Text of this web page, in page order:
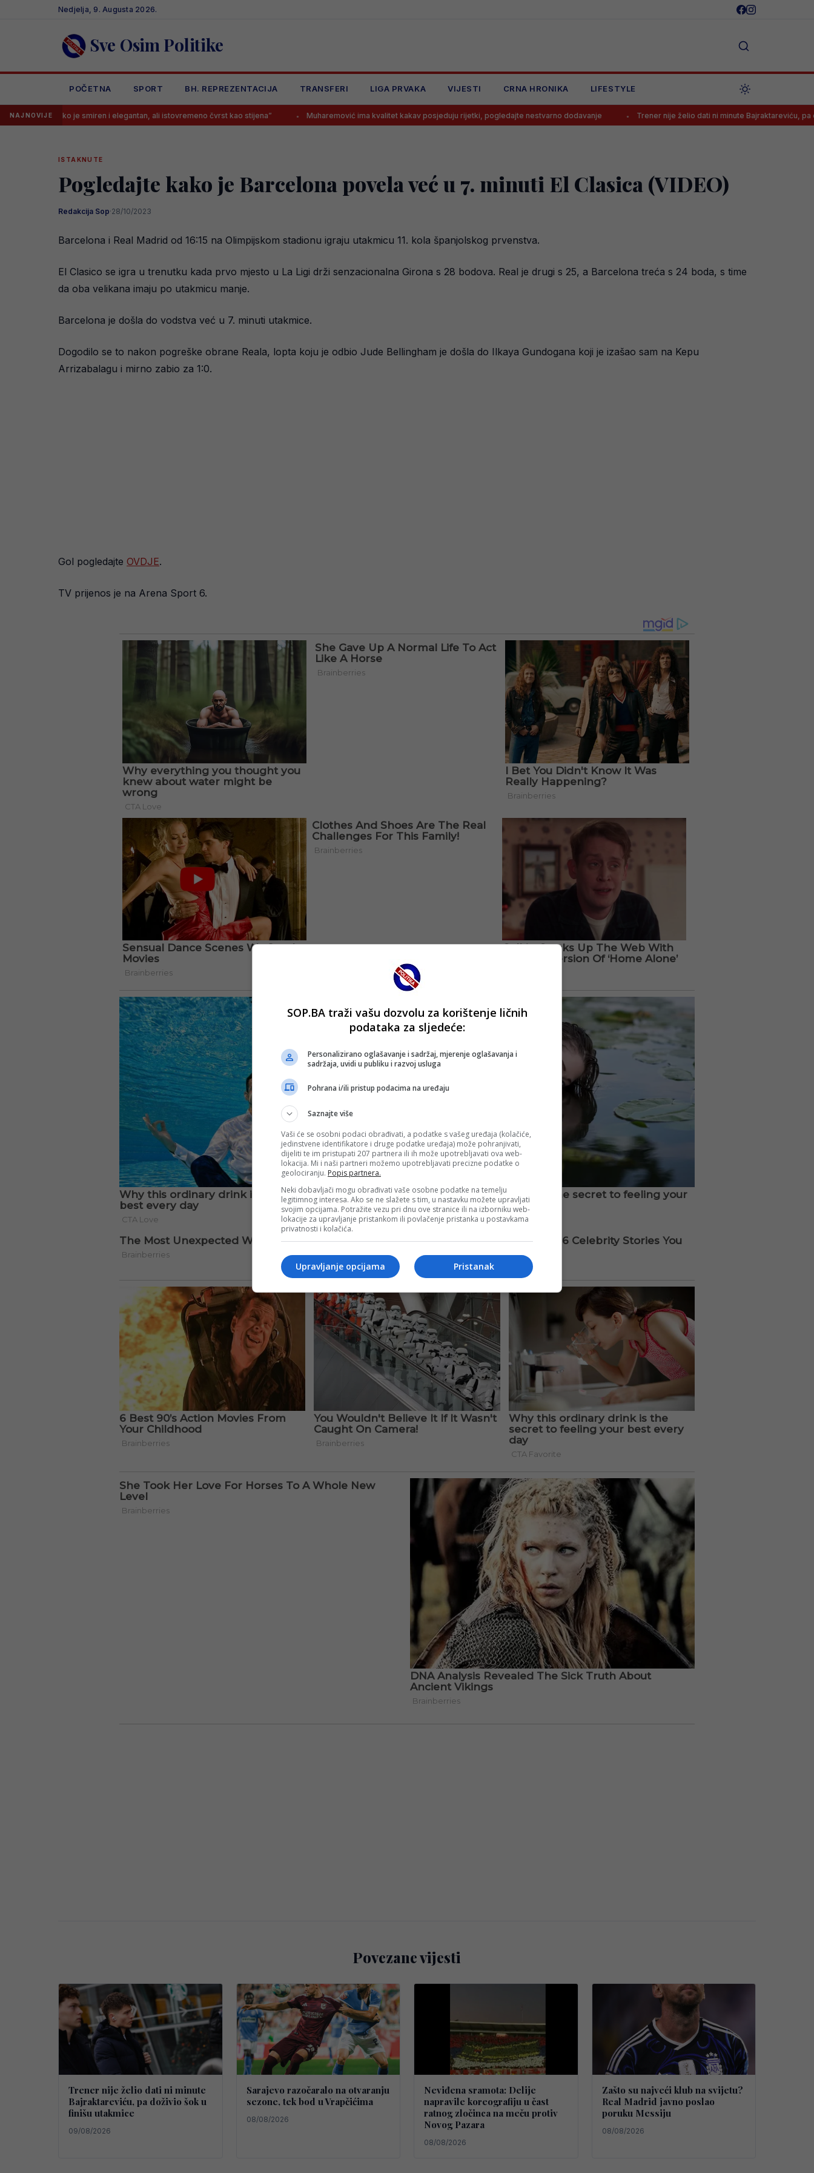
Nedjelja, 9. Augusta 2026.
Sve Osim Politike
POČETNA SPORT BH. REPREZENTACIJA TRANSFERI LIGA PRVAKA VIJESTI CRNA HRONIKA LIFESTYLE
NAJNOVIJE
je smiren i elegantan, ali istovremeno čvrst kao stijena” Muharemović ima kvalitet kakav posjeduju rijetki, pogledajte nestvarno dodavanje Trener nije želio dati ni minute Bajraktareviću, pa doživio šok u
ISTAKNUTE
Pogledajte kako je Barcelona povela već u 7. minuti El Clasica (VIDEO)
Redakcija Sop·28/10/2023
Barcelona i Real Madrid od 16:15 na Olimpijskom stadionu igraju utakmicu 11. kola španjolskog prvenstva.
El Clasico se igra u trenutku kada prvo mjesto u La Ligi drži senzacionalna Girona s 28 bodova. Real je drugi s 25, a Barcelona treća s 24 boda, s time
da oba velikana imaju po utakmicu manje.
Barcelona je došla do vodstva već u 7. minuti utakmice.
Dogodilo se to nakon pogreške obrane Reala, lopta koju je odbio Jude Bellingham je došla do Ilkaya Gundogana koji je izašao sam na Kepu
Arrizabalagu i mirno zabio za 1:0.
Gol pogledajte OVDJE.
TV prijenos je na Arena Sport 6.
Povezane vijesti
Trener nije želio dati ni minute
Bajraktareviću, pa doživio šok u
finišu utakmice
09/08/2026
Sarajevo razočaralo na otvaranju
sezone, tek bod u Vrapčićima
08/08/2026
Neviđena sramota: Delije
napravile koreografiju u čast
ratnog zločinca na meču protiv
Novog Pazara
08/08/2026
Zašto su najveći klub na svijetu?
Real Madrid javno poslao
poruku Messiju
08/08/2026
SOP.BA traži vašu dozvolu za korištenje ličnih
podataka za sljedeće:
Personalizirano oglašavanje i sadržaj, mjerenje oglašavanja i
sadržaja, uvidi u publiku i razvoj usluga
Pohrana i/ili pristup podacima na uređaju
Saznajte više
Vaši će se osobni podaci obrađivati, a podatke s vašeg uređaja (kolačiće,
jedinstvene identifikatore i druge podatke uređaja) može pohranjivati,
dijeliti te im pristupati 207 partnera ili ih može upotrebljavati ova web-
lokacija. Mi i naši partneri možemo upotrebljavati precizne podatke o
geolociranju. Popis partnera.
Neki dobavljači mogu obrađivati vaše osobne podatke na temelju
legitimnog interesa. Ako se ne slažete s tim, u nastavku možete upravljati
svojim opcijama. Potražite vezu pri dnu ove stranice ili na izborniku web-
lokacije za upravljanje pristankom ili povlačenje pristanka u postavkama
privatnosti i kolačića.
Pristanak
Upravljanje opcijama